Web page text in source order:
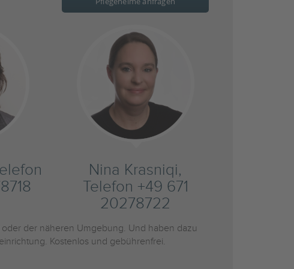
Nina Krasniqi,
Telefon +49 671
20278722
oder der näheren Umgebung. Und haben dazu
Kostenlos und gebührenfrei.